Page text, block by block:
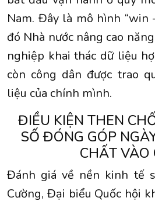
Nam. Đây là mô hình “win
đó Nhà nước nâng cao
nghiệp khai thác dữ liệu
còn công dân được trao
liệu của chính mình.
ĐIỀU KIỆN THEN
SỐ ĐÓNG GÓP
CHẤT VÀO
Đánh giá về nền kinh tế
Cường, Đại biểu Quốc hội